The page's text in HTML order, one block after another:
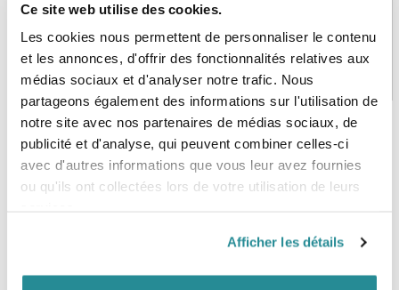
Ce site web utilise des cookies.
Les cookies nous permettent de personnaliser le contenu
et les annonces, d'offrir des fonctionnalités relatives aux
médias sociaux et d'analyser notre trafic. Nous
partageons également des informations sur l'utilisation de
notre site avec nos partenaires de médias sociaux, de
publicité et d'analyse, qui peuvent combiner celles-ci
avec d'autres informations que vous leur avez fournies
ou qu'ils ont collectées lors de votre utilisation de leurs
Afficher les détails
PAIEMENT SÉCURISÉ
CB, VISA, Mastercard, ALMA
STOCK EN TEMPS RÉEL
Plus de 5000 produits en stock
SERVICE CLIENT
Une équipe de passionnés
FRAIS DE PORT OFFERTS
À partir de 99€ d’achat*